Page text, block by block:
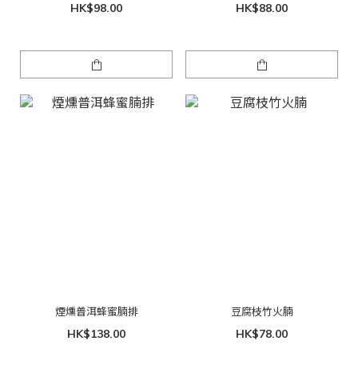
HK$98.00 HK$88.00
煙燻普洱蜂蜜腩排
HK$138.00
豆腐枝竹火腩
HK$78.00